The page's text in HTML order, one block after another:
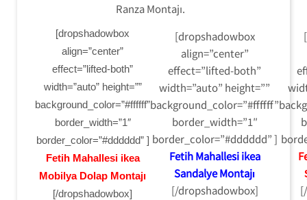
Ranza Montajı.
[dropshadowbox
align=”center”
effect=”lifted-both”
width=”auto” height=””
background_color=”#ffffff”
border_width=”1″
border_color=”#dddddd” ]
Fetih Mahallesi ikea
Mobilya Dolap Montajı
[/dropshadowbox]
[dropshadowbox
align=”center”
effect=”lifted-both”
width=”auto” height=””
background_color=”#ffffff”
border_width=”1″
border_color=”#dddddd” ]
Fetih Mahallesi ikea
Sandalye Montajı
[/dropshadowbox]